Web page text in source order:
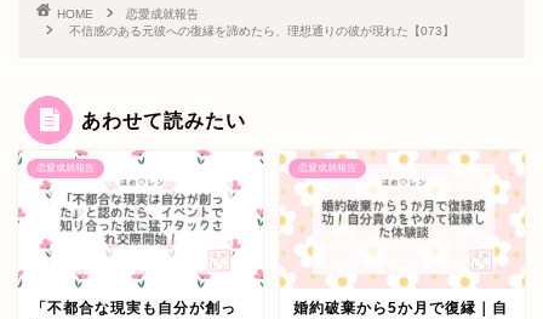
HOME
恋愛成就報告
不信感のある元彼への復縁を諦めたら、理想通りの彼が現れた【073】
あわせて読みたい
恋愛成就報告
「不都合な現実も自分が創っ
恋愛成就報告
婚約破棄から5か月で復縁｜自